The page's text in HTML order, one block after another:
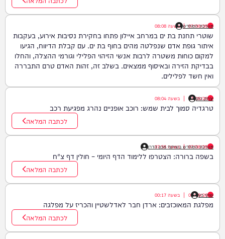
מערכת המחדש
07/08/26
| בשעה 08:08
שוטרי תחנת בת ים במרחב איילון פתחו בחקירת נסיבות אירוע, בעקבות
איתור גופת אדם שנפלטה מהים בחוף בת ים. עם קבלת הדיווח, הגיעו
למקום כוחות משטרה לרבות אנשי הזיהוי הפלילי וגורמי ההצלה, והחלו
בבדיקת הזירה ובאיסוף ממצאים. בשלב זה, זהות האדם טרם התבררה
ואין חשד לפלילים.
יצחק כהן
07/08/26
| בשעה 08:04
טרגדיה סמוך לבית שמש: רוכב אופניים נהרג מפגיעת רכב
לכתבה המלאה
מערכת המחדש בשיתוף מכון הדרן
07/08/26
| בשעה 07:56
בשפה ברורה: הצטרפו ללימוד הדף היומי – חולין דף צ"ח
לכתבה המלאה
שוקי כץ
07/08/26
| בשעה 00:17
מפלגת המאוכזבים: ארדן חבר לאדלשטיין והכריז על מפלגה
לכתבה המלאה